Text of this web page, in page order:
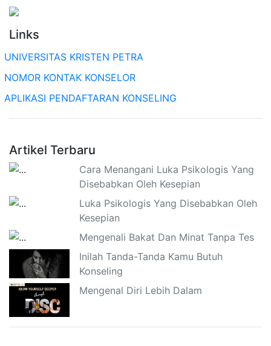
Links
UNIVERSITAS KRISTEN PETRA
NOMOR KONTAK KONSELOR
APLIKASI PENDAFTARAN KONSELING
Artikel Terbaru
Cara Menangani Luka Psikologis Yang
Disebabkan Oleh Kesepian
Luka Psikologis Yang Disebabkan Oleh
Kesepian
Mengenali Bakat Dan Minat Tanpa Tes
Inilah Tanda-Tanda Kamu Butuh
Konseling
Mengenal Diri Lebih Dalam